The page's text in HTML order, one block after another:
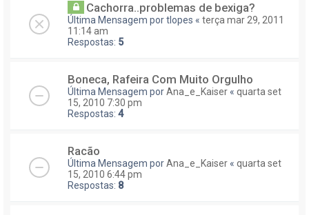
Cachorra..problemas de bexiga?
Última Mensagem portlopes « terça mar 29, 2011
11:14 am
Respostas: 5
Boneca, Rafeira Com Muito Orgulho
Última Mensagem porAna_e_Kaiser « quarta set
15, 2010 7:30 pm
Respostas: 4
Racão
Última Mensagem porAna_e_Kaiser « quarta set
15, 2010 6:44 pm
Respostas: 8